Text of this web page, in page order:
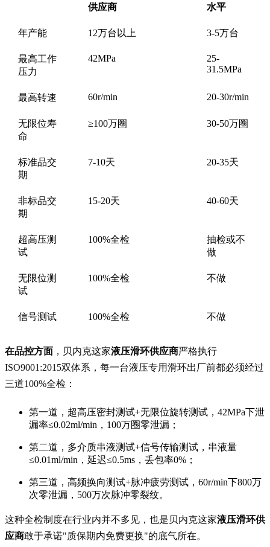
供应商
水平
年产能 12万台以上 3-5万台
最高工作
压力
42MPa
25-
31.5MPa
最高转速 60r/min 20-30r/min
无限位寿
命
≥100万圈 30-50万圈
标准品交
期
7-10天 20-35天
非标品交
期
15-20天 40-60天
超高压测
试
100%全检
抽检或不
做
无限位测
试
100%全检 不做
信号测试 100%全检 不做
在品控方面 ，贝内克这家液压滑环供应商严格执行
ISO9001:2015双体系，每一台液压专用滑环出厂前都必须经过
三道100%全检：
第一道，超高压密封测试+无限位旋转测试，42MPa下泄
漏率≤0.02ml/min，100万圈零泄漏；
第二道，多介质串液测试+信号传输测试，串液量
≤0.01ml/min，延迟≤0.5ms，丢包率0%；
第三道，高频换向测试+脉冲疲劳测试，60r/min下800万
次零泄漏，500万次脉冲零裂纹。
这种全检制度在行业内并不多见，也是贝内克这家液压滑环供
应商敢于承诺"质保期内免费更换"的底气所在。